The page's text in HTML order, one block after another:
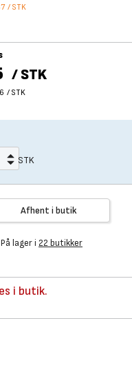
/ STK
/STK
/ STK
STK
Afhent i butik
På lager i 22 butikker
i butik.